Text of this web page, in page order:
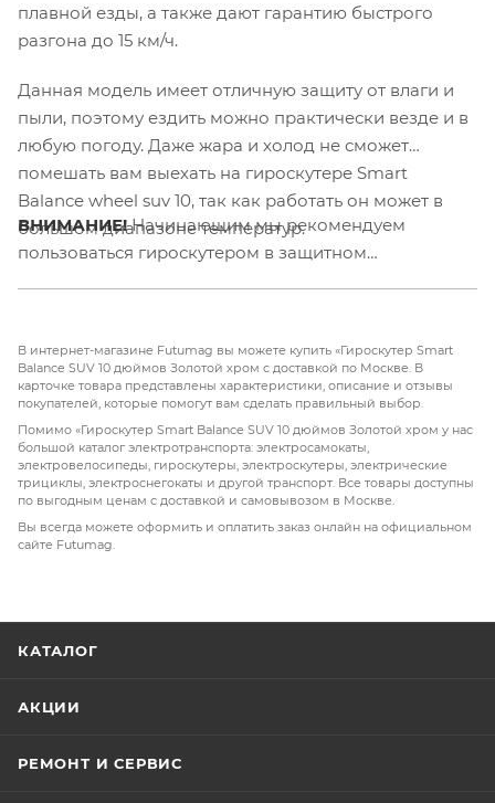
плавной езды, а также дают гарантию быстрого
разгона до 15 км/ч.
Данная модель имеет отличную защиту от влаги и
пыли, поэтому ездить можно практически везде и в
любую погоду. Даже жара и холод не сможет
помешать вам выехать на гироскутере Smart
Balance wheel suv 10, так как работать он может в
большом диапазоне температур.
ВНИМАНИЕ!Начинающим мы рекомендуем
пользоваться гироскутером в защитном
В интернет-магазине Futumag вы можете купить «Гироскутер Smart
Balance SUV 10 дюймов Золотой хром с доставкой по Москве. В
карточке товара представлены характеристики, описание и отзывы
покупателей, которые помогут вам сделать правильный выбор.
Помимо «Гироскутер Smart Balance SUV 10 дюймов Золотой хром у нас
большой каталог электротранспорта: электросамокаты,
электровелосипеды, гироскутеры, электроскутеры, электрические
трициклы, электроснегокаты и другой транспорт. Все товары доступны
по выгодным ценам с доставкой и самовывозом в Москве.
Вы всегда можете оформить и оплатить заказ онлайн на официальном
сайте Futumag.
КАТАЛОГ
АКЦИИ
РЕМОНТ И СЕРВИС